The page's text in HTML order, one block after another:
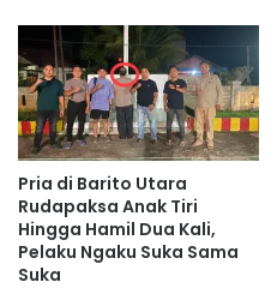
Pria di Barito Utara
Rudapaksa Anak Tiri
Hingga Hamil Dua Kali,
Pelaku Ngaku Suka Sama
Suka